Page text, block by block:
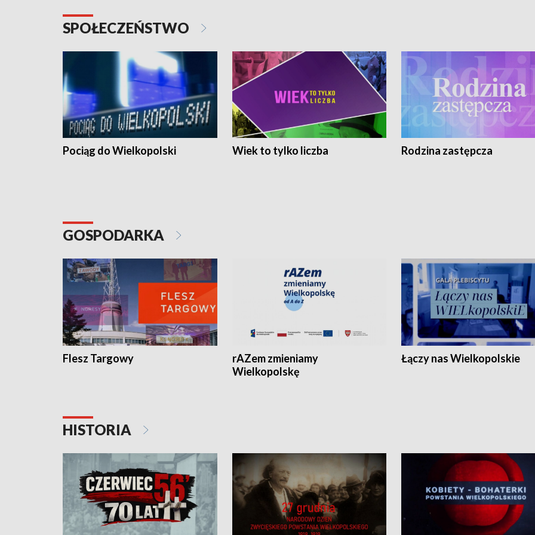
SPOŁECZEŃSTWO
Pociąg do Wielkopolski Wiek to tylko liczba Rodzina zastępcza
GOSPODARKA
Flesz Targowy
rAZem zmieniamy
Wielkopolskę
Łączy nas Wielkopolskie
HISTORIA